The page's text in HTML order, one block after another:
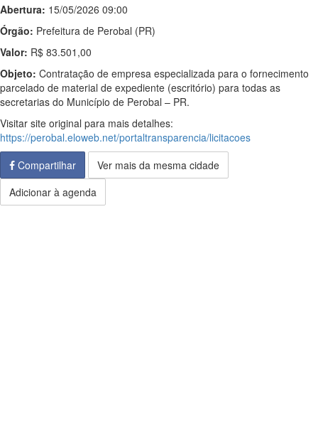
Abertura: 15/05/2026 09:00
Órgão: Prefeitura de Perobal (PR)
Valor: R$ 83.501,00
Objeto: Contratação de empresa especializada para o fornecimento
parcelado de material de expediente (escritório) para todas as
secretarias do Município de Perobal – PR.
Visitar site original para mais detalhes:
https://perobal.eloweb.net/portaltransparencia/licitacoes
Compartilhar
Ver mais da mesma cidade
Adicionar à agenda